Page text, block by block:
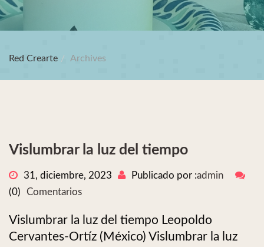
Red Crearte Archives
Vislumbrar la luz del tiempo
31, diciembre, 2023 Publicado por :admin
(0)
Comentarios
Vislumbrar la luz del tiempo Leopoldo
Cervantes-Ortíz (México) Vislumbrar la luz